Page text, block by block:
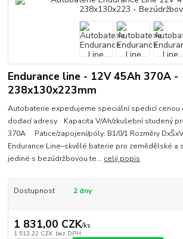
Endurance line - 12V 45Ah 370A -
238x130x223mm
Autobaterie expedujeme speciální spedicí cenou
dodací adresy. Kapacita V/Ah/zkušební studený
370A Patice/zapojení/póly: B1/0/1 Rozměry
Endurance Line–skvělé baterie pro zemědělské a
jediné s bezúdržbovou te... celý popis
Dostupnost 2 dny
1 831,00 CZK/ks
1 513,22 CZK bez DPH